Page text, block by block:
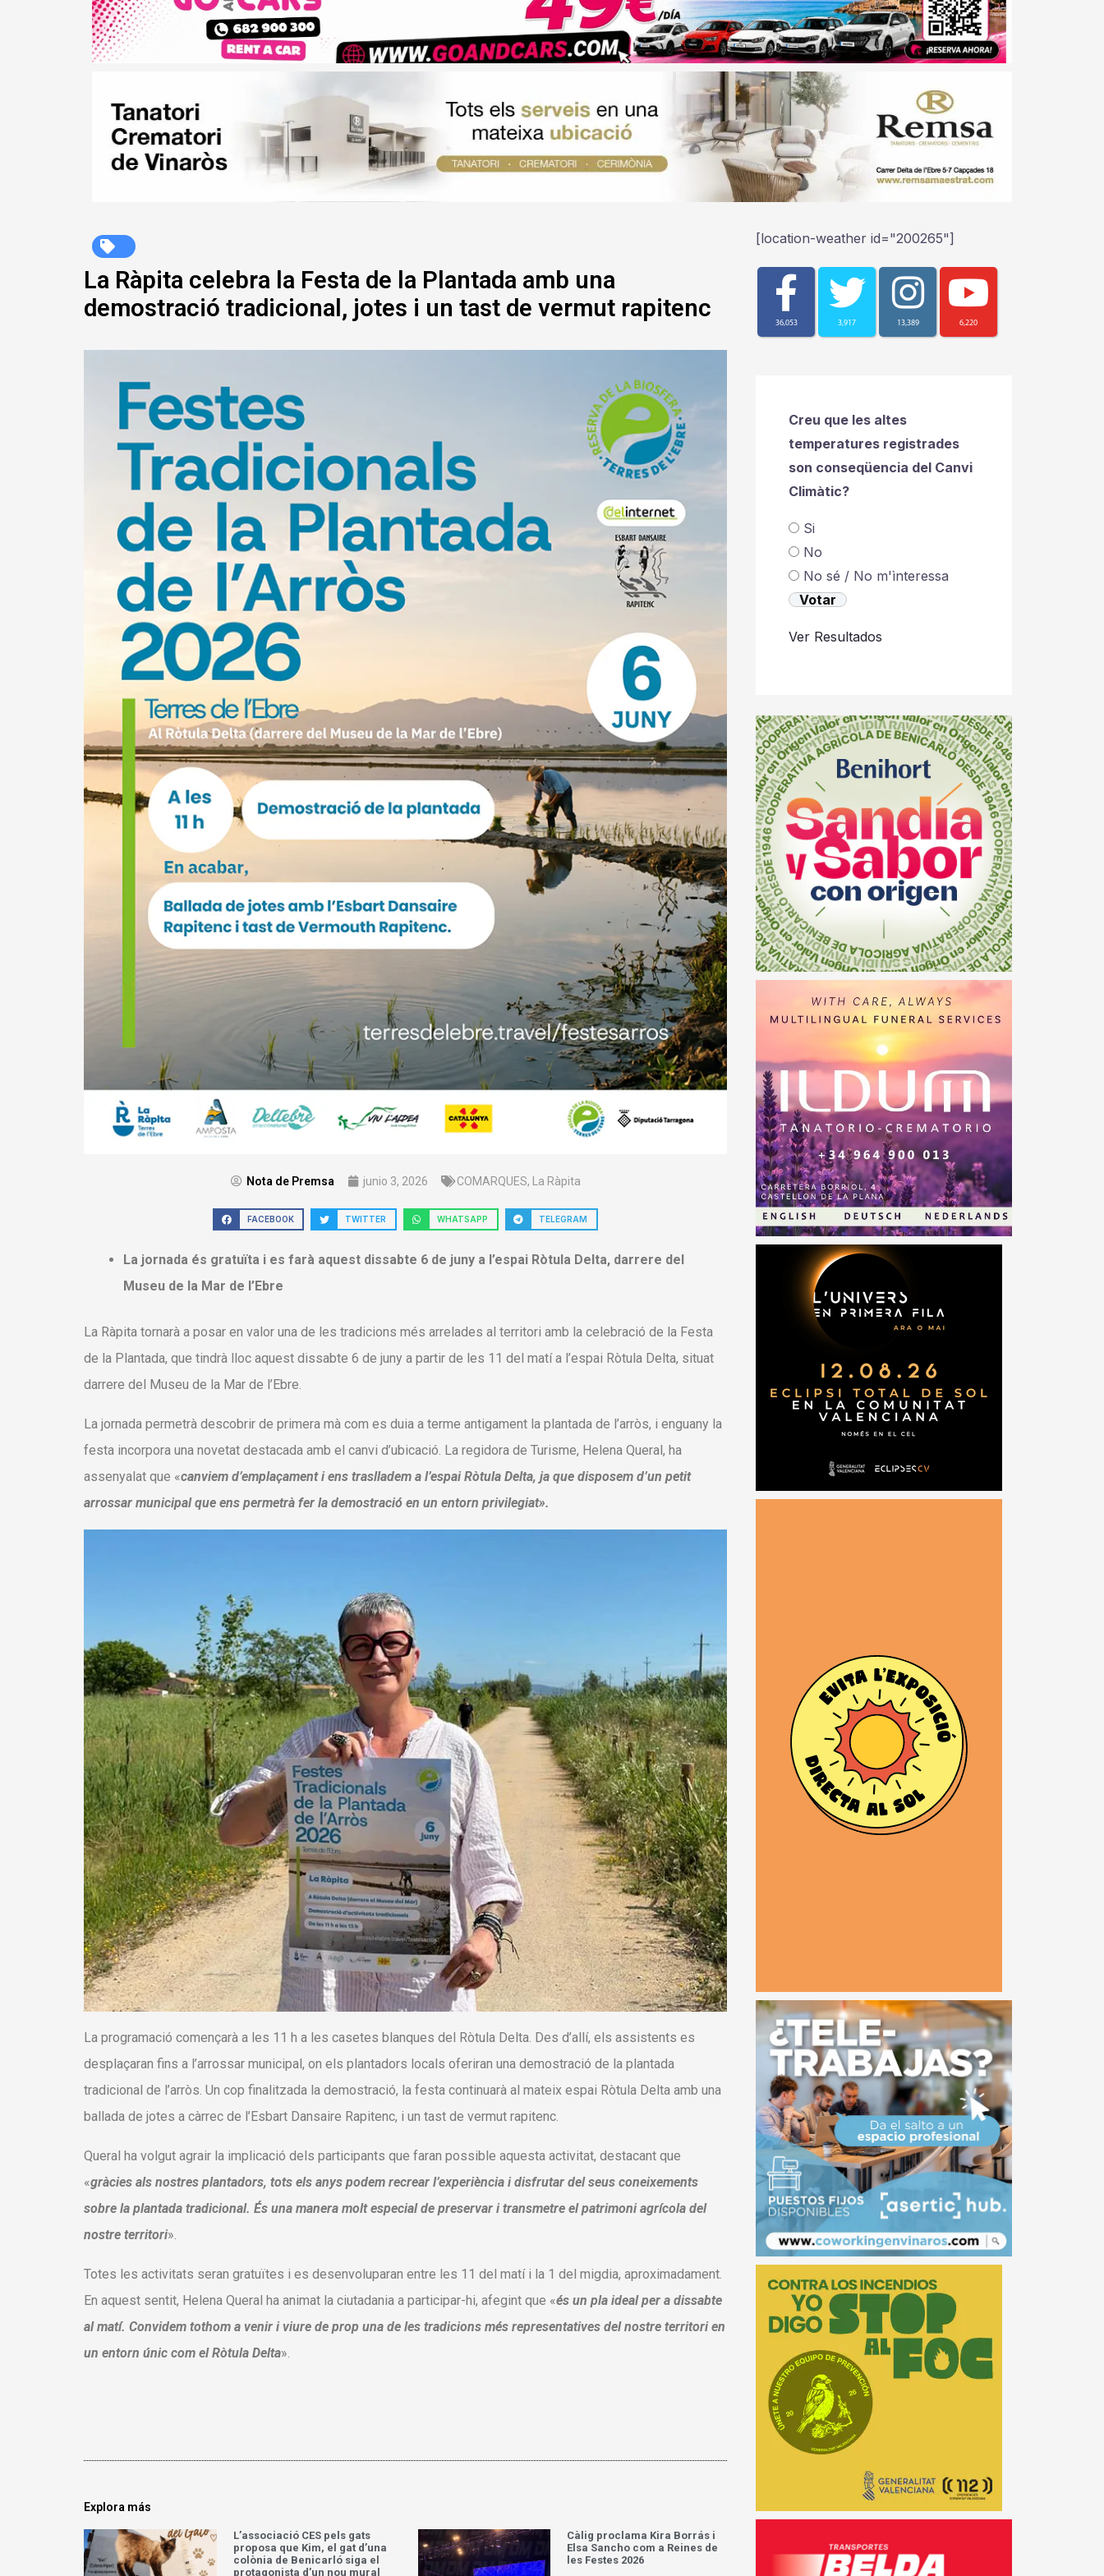
La Ràpita celebra la Festa de la Plantada amb una
demostració tradicional, jotes i un tast de vermut rapitenc
Nota de Premsa junio 3, 2026 COMARQUES, La Ràpita
FACEBOOK TWITTER WHATSAPP TELEGRAM
La jornada és gratuïta i es farà aquest dissabte 6 de juny a l’espai Ròtula Delta, darrere del
Museu de la Mar de l’Ebre
La Ràpita tornarà a posar en valor una de les tradicions més arrelades al territori amb la celebració de la Festa
de la Plantada, que tindrà lloc aquest dissabte 6 de juny a partir de les 11 del matí a l’espai Ròtula Delta, situat
darrere del Museu de la Mar de l’Ebre.
La jornada permetrà descobrir de primera mà com es duia a terme antigament la plantada de l’arròs, i enguany la
festa incorpora una novetat destacada amb el canvi d’ubicació. La regidora de Turisme, Helena Queral, ha
assenyalat que «canviem d’emplaçament i ens traslladem a l’espai Ròtula Delta, ja que disposem d’un petit
arrossar municipal que ens permetrà fer la demostració en un entorn privilegiat».
La programació començarà a les 11 h a les casetes blanques del Ròtula Delta. Des d’allí, els assistents es
desplaçaran fins a l’arrossar municipal, on els plantadors locals oferiran una demostració de la plantada
tradicional de l’arròs. Un cop finalitzada la demostració, la festa continuarà al mateix espai Ròtula Delta amb una
ballada de jotes a càrrec de l’Esbart Dansaire Rapitenc, i un tast de vermut rapitenc.
Queral ha volgut agrair la implicació dels participants que faran possible aquesta activitat, destacant que
«gràcies als nostres plantadors, tots els anys podem recrear l’experiència i disfrutar del seus coneixements
sobre la plantada tradicional. És una manera molt especial de preservar i transmetre el patrimoni agrícola del
nostre territori».
Totes les activitats seran gratuïtes i es desenvoluparan entre les 11 del matí i la 1 del migdia, aproximadament.
En aquest sentit, Helena Queral ha animat la ciutadania a participar-hi, afegint que «és un pla ideal per a dissabte
al matí. Convidem tothom a venir i viure de prop una de les tradicions més representatives del nostre territori en
un entorn únic com el Ròtula Delta».
Explora más
L’associació CES pels gats
proposa que Kim, el gat d’una
colònia de Benicarló siga el
protagonista d’un nou mural
Càlig proclama Kira Borrás i
Elsa Sancho com a Reines de
les Festes 2026
[location-weather id="200265"]
36,053 3,917 13,389 6,220
Creu que les altes
temperatures registrades
son conseqüencia del Canvi
Climàtic?
Si
No
No sé / No m'ìnteressa
Ver Resultados